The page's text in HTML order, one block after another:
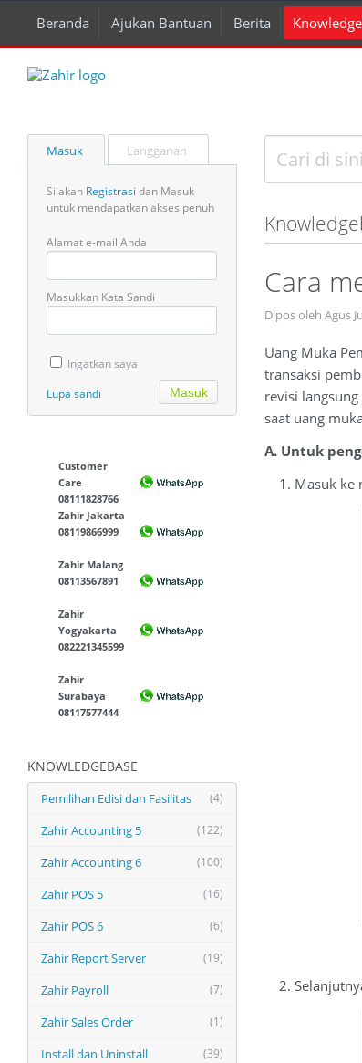
Beranda Ajukan Bantuan Berita
Masuk Langganan
Silakan Registrasi dan Masuk
untuk mendapatkan akses penuh
Alamat e-mail Anda
Masukkan Kata Sandi
Ingatkan saya
Lupa sandi
Customer
Care
08111828766
Zahir Jakarta
08119866999
Zahir Malang
08113567891
Zahir
Yogyakarta
082221345599
Zahir
Surabaya
08117577444
KNOWLEDGEBASE
(4)
Pemilihan Edisi dan Fasilitas
(122)
Zahir Accounting 5
(100)
Zahir Accounting 6
(16)
Zahir POS 5
(6)
Zahir POS 6
(19)
Zahir Report Server
(7)
Zahir Payroll
(1)
Zahir Sales Order
(39)
Install dan Uninstall
Cara
Dipos oleh Agus
Uang Muka
transaksi
revisi
saat uang
A. Untuk
1. Masuk ke
2.